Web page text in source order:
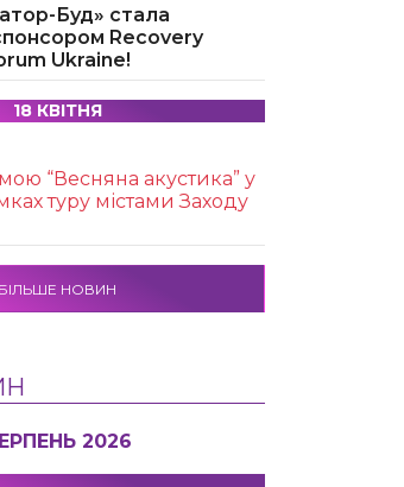
Буд» стала
Recovery
Ukraine!
18 КВІТНЯ
“Весняна акустика” у
туру містами Заходу
БІЛЬШЕ НОВИН
2026